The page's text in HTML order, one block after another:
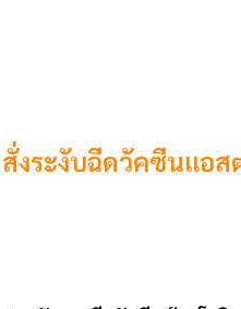
สั่งระงับฉีดวัคซีนแอ